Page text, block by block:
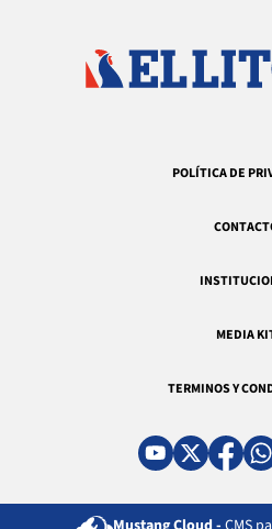
POLÍTICA DE
MEDIA
TERMINOS Y